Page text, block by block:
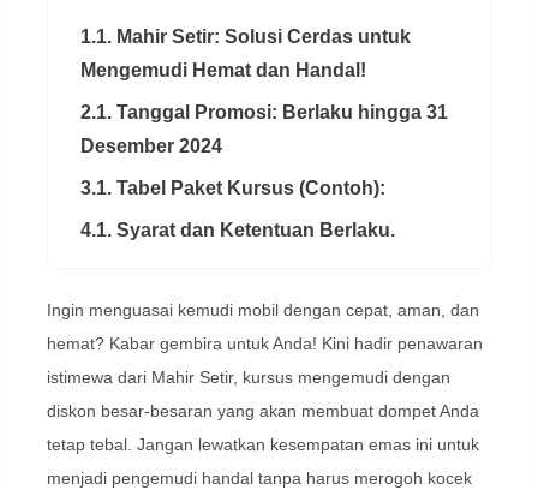
1.1. Mahir Setir: Solusi Cerdas untuk
Mengemudi Hemat dan Handal!
2.1. Tanggal Promosi: Berlaku hingga 31
Desember 2024
3.1. Tabel Paket Kursus (Contoh):
4.1. Syarat dan Ketentuan Berlaku.
Ingin menguasai kemudi mobil dengan cepat, aman, dan
hemat? Kabar gembira untuk Anda! Kini hadir penawaran
istimewa dari Mahir Setir, kursus mengemudi dengan
diskon besar-besaran yang akan membuat dompet Anda
tetap tebal. Jangan lewatkan kesempatan emas ini untuk
menjadi pengemudi handal tanpa harus merogoh kocek